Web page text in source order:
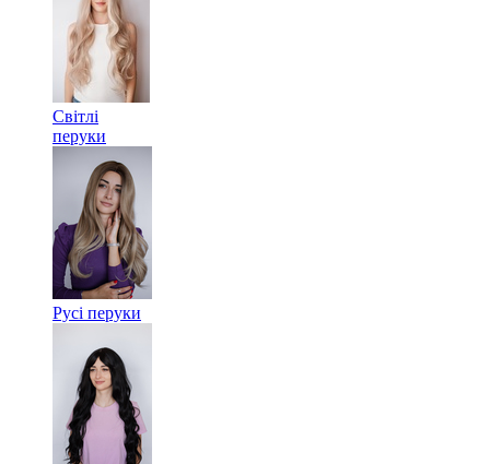
Світлі
перуки
Русі перуки